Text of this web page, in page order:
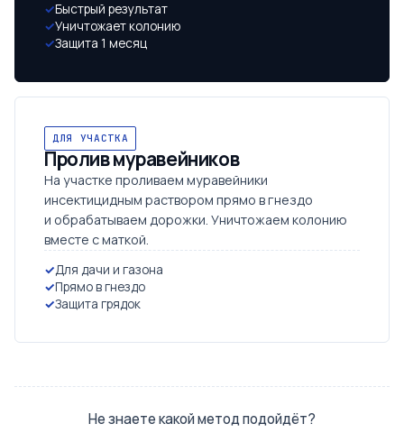
Быстрый результат
Уничтожает колонию
Защита 1 месяц
ДЛЯ УЧАСТКА
Пролив муравейников
На участке проливаем муравейники
инсектицидным раствором прямо в гнездо
и обрабатываем дорожки. Уничтожаем колонию
вместе с маткой.
Для дачи и газона
Прямо в гнездо
Защита грядок
Не знаете какой метод подойдёт?